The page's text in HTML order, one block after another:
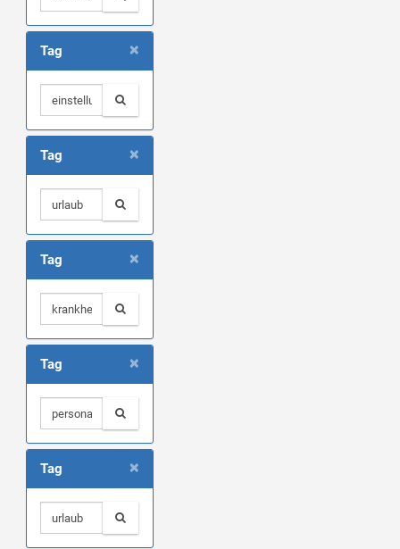
×
Tag
×
Tag
×
Tag
×
Tag
×
Tag